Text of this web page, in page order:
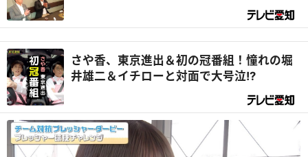
さや香、東京進出＆初の冠番組！憧れの堀
井雄二＆イチローと対面で大号泣!?